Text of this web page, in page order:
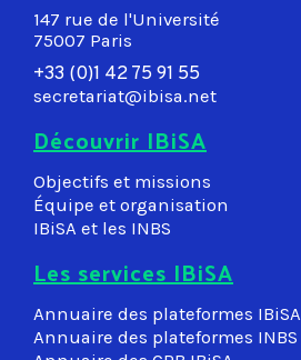
147 rue de l'Université
75007 Paris
+33 (0)1 42 75 91 55
secretariat@ibisa.net
Découvrir IBiSA
Objectifs et missions
Équipe et organisation
IBiSA et les INBS
Les services IBiSA
Annuaire des plateformes IBiSA
Annuaire des plateformes INBS